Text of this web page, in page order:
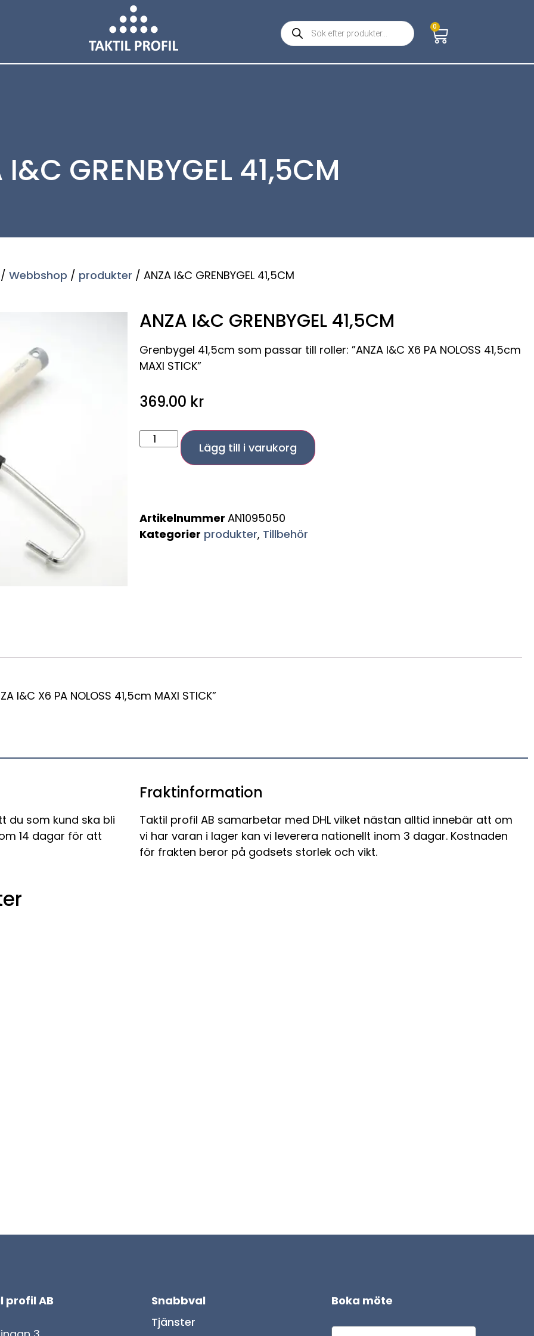
0
GRENBYGEL 41,5CM
Webbshop / produkter / ANZA I&C GRENBYGEL 41,5CM
ANZA I&C GRENBYGEL 41,5CM
Grenbygel 41,5cm som passar till roller: ”ANZA I&C X6 PA NOLOSS 41,5cm
MAXI STICK”
369.00 kr
Lägg till i varukorg
Artikelnummer AN1095050
Kategorier produkter, Tillbehör
X6 PA NOLOSS 41,5cm MAXI STICK”
du som kund ska bli
14 dagar för att
Fraktinformation
Taktil profil AB samarbetar med DHL vilket nästan alltid innebär att om
vi har varan i lager kan vi leverera nationellt inom 3 dagar. Kostnaden
för frakten beror på godsets storlek och vikt.
profil AB
Snabbval
Tjänster
Boka möte